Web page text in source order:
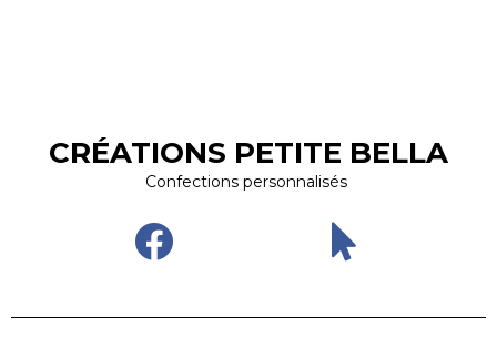
CRÉATIONS PETITE BELLA
Confections personnalisés